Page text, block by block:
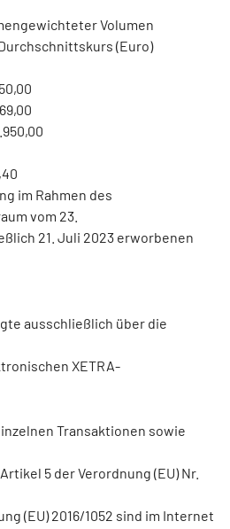
Volumen
(Euro)
im Rahmen des
vom 23.
21. Juli 2023 erworbenen
ausschließlich über die
XETRA-
Transaktionen sowie
5 der Verordnung (EU) Nr.
(EU) 2016/1052 sind im Internet